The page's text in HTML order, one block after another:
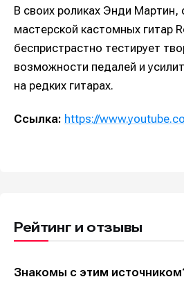
В своих роликах Энди Мартин,
мастерской кастомных гитар
беспристрастно тестирует
возможности педалей и
на редких гитарах.
Ссылка: https://
Рейтинг и отзывы
Знакомы с этим